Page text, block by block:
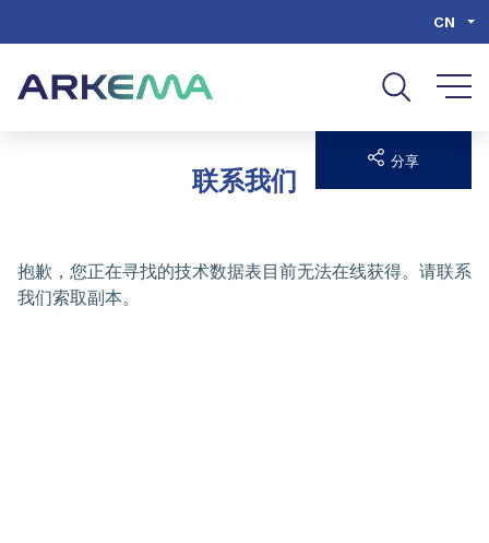
CN
联系我们
分享
抱歉，您正在寻找的技术数据表目前无法在线获得。请联系
我们索取副本。